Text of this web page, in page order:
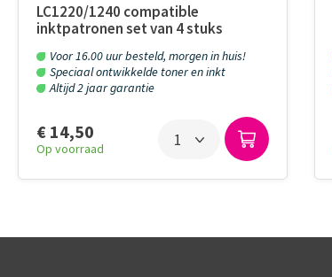
LC1220/1240 compatible
inktpatronen set van 4 stuks
Voor 16.00 uur besteld, morgen in huis!
Speciaal ontwikkelde toner en inkt
Altijd 2 jaar garantie
€ 14,50
Op voorraad